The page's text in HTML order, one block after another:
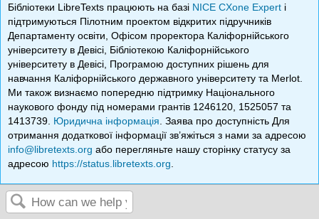
Бібліотеки LibreTexts працюють на базі NICE CXone Expert і
підтримуються Пілотним проектом відкритих підручників
Департаменту освіти, Офісом проректора Каліфорнійського
університету в Девісі, Бібліотекою Каліфорнійського
університету в Девісі, Програмою доступних рішень для
навчання Каліфорнійського державного університету та Merlot.
Ми також визнаємо попередню підтримку Національного
наукового фонду під номерами грантів 1246120, 1525057 та
1413739. Юридична інформація . Заява про доступність Для
отримання додаткової інформації зв’яжіться з нами за адресою
info@libretexts.org або перегляньте нашу сторінку статусу за
адресою https://status.libretexts.org